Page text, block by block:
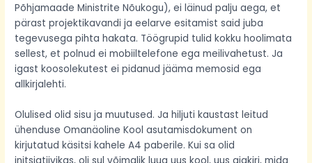
Põhjamaade Ministrite Nõukogu), ei läinud palju aega, et
pärast projektikavandi ja eelarve esitamist said juba
tegevusega pihta hakata. Töögrupid tulid kokku hoolimata
sellest, et polnud ei mobiiltelefone ega meilivahetust. Ja
igast koosolekutest ei pidanud jääma memosid ega
allkirjalehti.
Olulised olid sisu ja muutused. Ja hiljuti kaustast leitud
ühenduse Omanäoline Kool asutamisdokument on
kirjutatud käsitsi kahele A4 paberile. Kui sa olid
initsiatiivikas, oli sul võimalik luua uus kool, uus ajakiri, mida